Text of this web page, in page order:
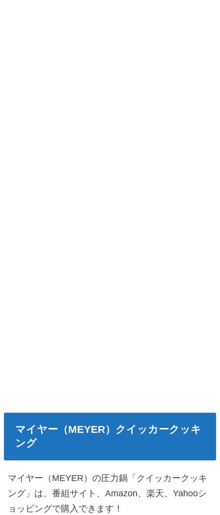
マイヤー（MEYER）クイッカークッキ
ング
マイヤー（MEYER）の圧力鍋「クイッカークッキ
ング」は、番組サイト、Amazon、楽天、Yahooシ
ョッピングで購入できます！